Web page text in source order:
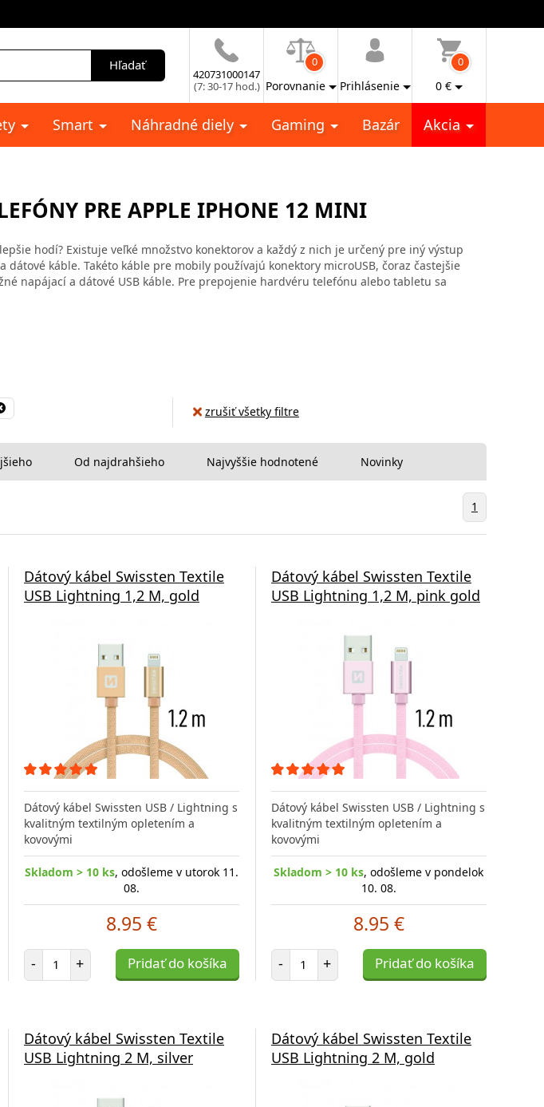
Hľadať
420731000147
(7: 30-17 hod.)
0
Porovnanie Prihlásenie
0
0 €
Smart Náhradné diely Gaming Bazár Akcia
PRE APPLE IPHONE 12 MINI
hodí? Existuje veľké množstvo konektorov a každý z nich je určený pre iný výstup
káble. Takéto káble pre mobily používajú konektory microUSB, čoraz častejšie
napájací a dátové USB káble. Pre prepojenie hardvéru telefónu alebo tabletu sa
zrušiť všetky filtre
Od najdrahšieho Najvyššie hodnotené Novinky
1
Dátový kábel Swissten Textile
USB Lightning 1,2 M, gold
Dátový kábel Swissten USB / Lightning s
kvalitným textilným opletením a
kovovými
Skladom > 10 ks, odošleme v utorok 11.
08.
8.95 €
- Počet položiek
+ Pridať do košíka
Dátový kábel Swissten Textile
USB Lightning 1,2 M, pink gold
Dátový kábel Swissten USB / Lightning s
kvalitným textilným opletením a
kovovými
Skladom > 10 ks, odošleme v pondelok
10. 08.
8.95 €
- Počet položiek
+ Pridať do košíka
Dátový kábel Swissten Textile
USB Lightning 2 M, silver
Dátový kábel Swissten Textile
USB Lightning 2 M, gold